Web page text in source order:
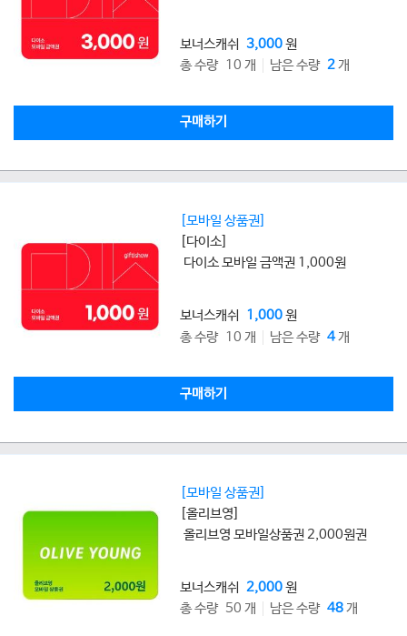
보너스캐쉬 3,000원
총 수량 10 개
남은 수량 2개
구매하기
[모바일 상품권]
[다이소]
다이소 모바일 금액권 1,000원
보너스캐쉬 1,000원
총 수량 10 개
남은 수량 4개
구매하기
[모바일 상품권]
[올리브영]
올리브영 모바일상품권 2,000원권
보너스캐쉬 2,000원
총 수량 50 개
남은 수량 48개